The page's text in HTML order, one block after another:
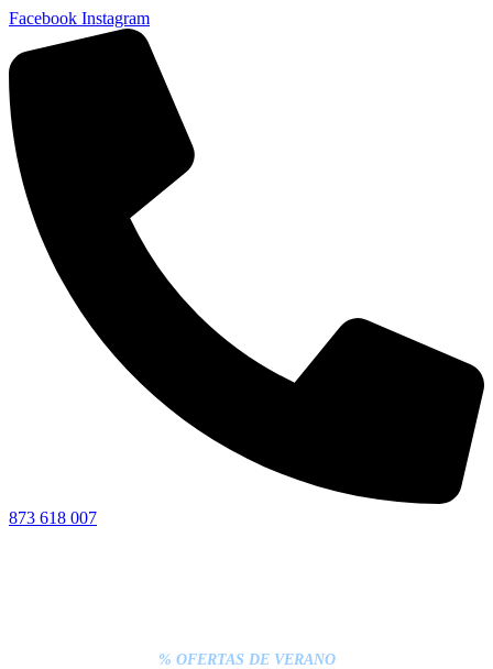
Facebook Instagram
873 618 007
% OFERTAS DE VERANO